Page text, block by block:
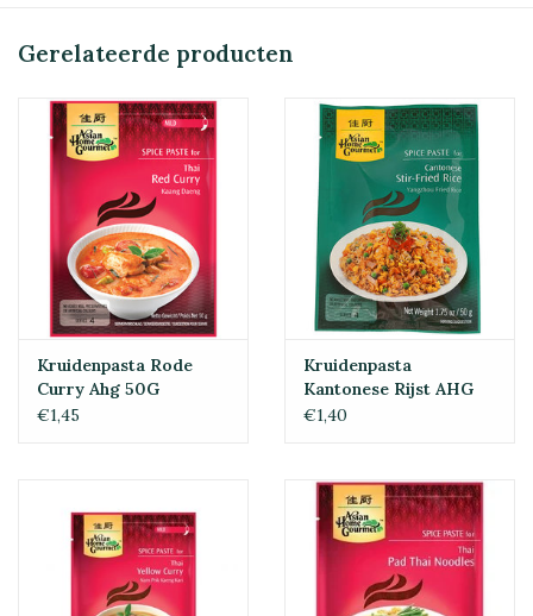
Gerelateerde producten
Kruidenpasta Rode
Curry Ahg 50G
€1,45
Kruidenpasta
Kantonese Rijst AHG
50g
€1,40